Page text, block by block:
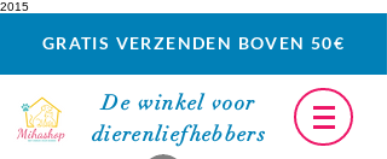
2015
GRATIS VERZENDEN BOVEN 50€
De winkel voor
dierenliefhebbers